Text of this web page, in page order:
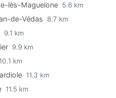
lès-Maguelone 5.6 km
de-Védas 8.7 km
9.1 km
9.9 km
10.1 km
11.3 km
11.5 km